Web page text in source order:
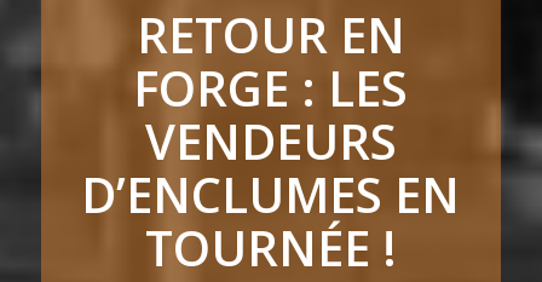
RETOUR EN
FORGE : LES
VENDEURS
D’ENCLUMES EN
TOURNÉE !